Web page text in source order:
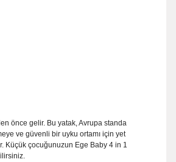
önce gelir. Bu yatak, Avrupa standa
ve güvenli bir uyku ortamı için yet
Küçük çocuğunuzun Ege Baby 4 in 1